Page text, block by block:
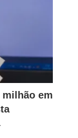
milhão em